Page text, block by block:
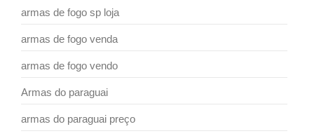
armas de fogo sp loja
armas de fogo venda
armas de fogo vendo
Armas do paraguai
armas do paraguai preço